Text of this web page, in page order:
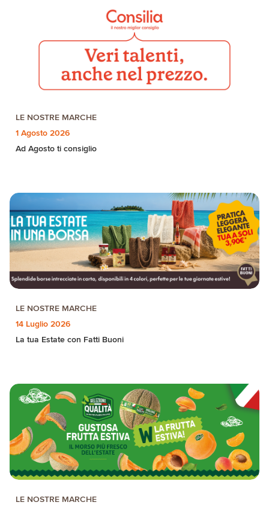
LE NOSTRE MARCHE
1 Agosto 2026
Ad Agosto ti consiglio
LE NOSTRE MARCHE
14 Luglio 2026
La tua Estate con Fatti Buoni
LE NOSTRE MARCHE